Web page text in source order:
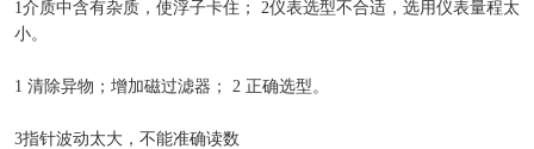
1介质中含有杂质，使浮子卡住； 2仪表选型不合适，选用仪表量程太
小。
1 清除异物；增加磁过滤器； 2 正确选型。
3指针波动太大，不能准确读数